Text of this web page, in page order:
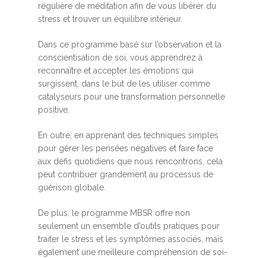
régulière de méditation afin de vous libérer du
stress et trouver un équilibre intérieur.
Dans ce programme basé sur l’observation et la
conscientisation de soi, vous apprendrez à
reconnaître et accepter les émotions qui
surgissent, dans le but de les utiliser comme
catalyseurs pour une transformation personnelle
positive.
En outre, en apprenant des techniques simples
pour gérer les pensées négatives et faire face
aux défis quotidiens que nous rencontrons, cela
peut contribuer grandement au processus de
guérison globale.
De plus, le programme MBSR offre non
seulement un ensemble d’outils pratiques pour
traiter le stress et les symptômes associés, mais
également une meilleure compréhension de soi-